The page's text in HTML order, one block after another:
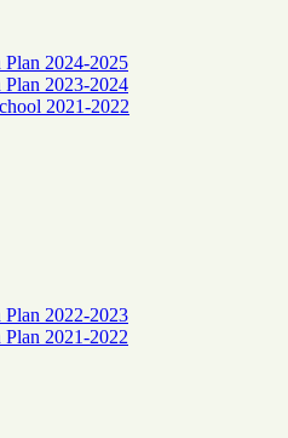
2024-2025
2023-2024
2021-2022
2022-2023
2021-2022